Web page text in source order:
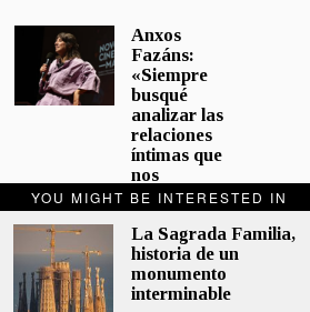
YOU MIGHT BE INTERESTED IN
La Sagrada Familia,
historia de un
monumento
interminable
Anxos
Fazáns:
«Siempre
busqué
analizar las
relaciones
íntimas que
nos
afectan»
5 junio, 2026
El hijo de la
cómica, el
homenaje